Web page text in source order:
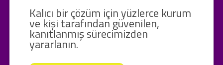
Kalıcı bir çözüm için yüzlerce kurum
ve kişi tarafından güvenilen,
kanıtlanmış sürecimizden
yararlanın.